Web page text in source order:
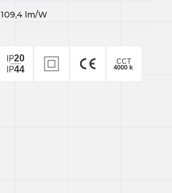
109,4 lm/W